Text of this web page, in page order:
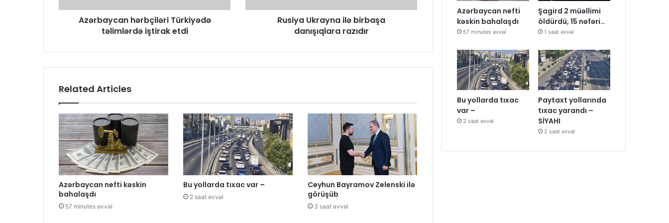
Azərbaycan hərbçiləri Türkiyədə
təlimlərdə iştirak etdi
Rusiya Ukrayna ilə birbaşa
danışıqlara razıdır
Related Articles
Azərbaycan nefti kəskin
bahalaşdı
57 minutes əvvəl
Bu yollarda tıxac var –
2 saat əvvəl
Ceyhun Bayramov Zelenski ilə
görüşüb
3 saat əvvəl
Azərbaycan nefti
kəskin bahalaşdı
57 minutes əvvəl
Şagird 2 müəllimi
öldürdü, 15 nəfəri…
1 saat əvvəl
Bu yollarda tıxac
var –
2 saat əvvəl
Paytaxt yollarında
tıxac yarandı –
SİYAHI
2 saat əvvəl